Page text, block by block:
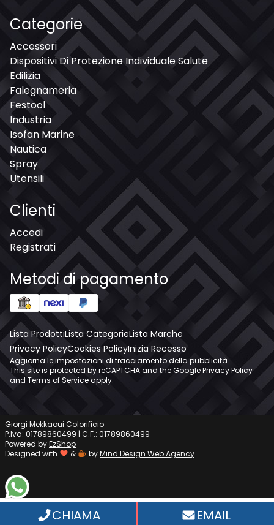
Categorie
Accessori
Dispositivi Di Protezione Individuale Salute
Edilizia
Falegnameria
Festool
Industria
Isofan Marine
Nautica
Spray
Utensili
Clienti
Accedi
Registrati
Metodi di pagamento
Lista ProdottiLista CategorieLista Marche
Privacy PolicyCookies PolicyInizia Recesso
Aggiorna le impostazioni di tracciamento della pubblicità
This site is protected by reCAPTCHA and the GooglePrivacy Policy
and Terms of Serviceapply.
Giorgi Mekkaoui Colorificio
P.Iva: 01789860499 | C.F.: 01789860499
Powered byEzShop
Designed with
& byMind Design Web Agency
CHIAMA EMAIL
WhatsApp
Informativa sulla raccolta